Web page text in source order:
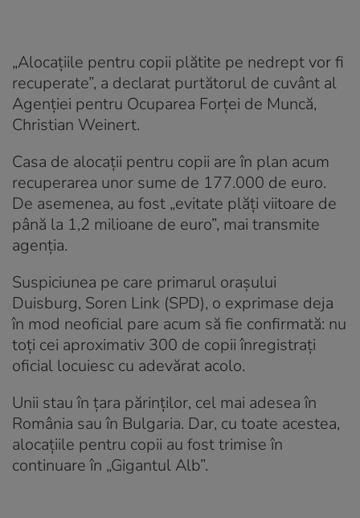
„Alocațiile pentru copii plătite pe nedrept vor fi
recuperate”, a declarat purtătorul de cuvânt al
Agenției pentru Ocuparea Forței de Muncă,
Christian Weinert.
Casa de alocații pentru copii are în plan acum
recuperarea unor sume de 177.000 de euro.
De asemenea, au fost „evitate plăți viitoare de
până la 1,2 milioane de euro”, mai transmite
agenția.
Suspiciunea pe care primarul orașului
Duisburg, Soren Link (SPD), o exprimase deja
în mod neoficial pare acum să fie confirmată: nu
toți cei aproximativ 300 de copii înregistrați
oficial locuiesc cu adevărat acolo.
Unii stau în țara părinților, cel mai adesea în
România sau în Bulgaria. Dar, cu toate acestea,
alocațiile pentru copii au fost trimise în
continuare în „Gigantul Alb”.